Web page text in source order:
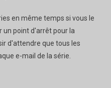
en même temps si vous le
un point d'arrêt pour la
d'attendre que tous les
e-mail de la série.